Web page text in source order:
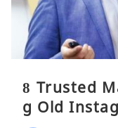
8 Trusted
g Old